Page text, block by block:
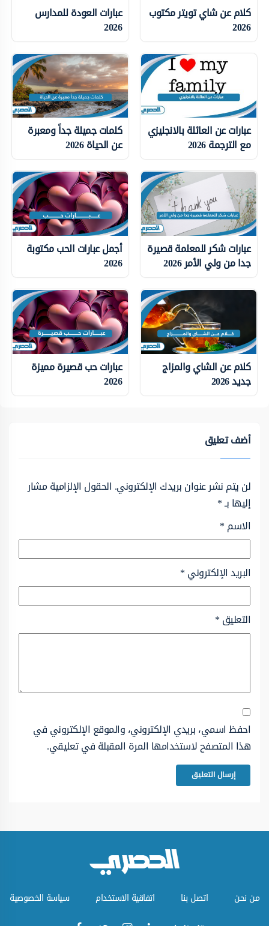
كلام عن شاي تويتر مكتوب
2026
عبارات العودة للمدارس
2026
عبارات عن العائلة بالانجليزي
مع الترجمة 2026
كلمات جميلة جداً ومعبرة
عن الحياة 2026
عبارات شكر للمعلمة قصيرة
جدا من ولي الأمر 2026
أجمل عبارات الحب مكتوبة
2026
كلام عن الشاي والمزاج
جديد 2026
عبارات حب قصيرة مميزة
2026
أضف تعليق
لن يتم نشر عنوان بريدك الإلكتروني. الحقول الإلزامية مشار
إليها بـ*
الاسم*
البريد الإلكتروني*
التعليق*
احفظ اسمي، بريدي الإلكتروني، والموقع الإلكتروني في
هذا المتصفح لاستخدامها المرة المقبلة في تعليقي.
من نحن اتصل بنا اتفاقية الاستخدام سياسة الخصوصية